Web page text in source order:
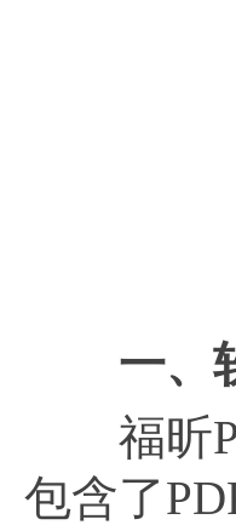
一、
福昕
包含了